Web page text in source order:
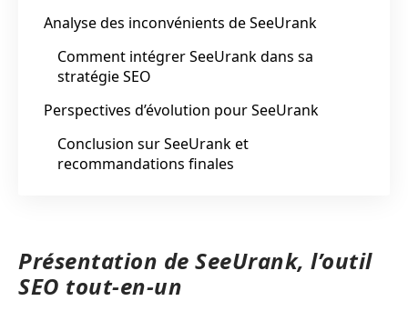
Analyse des inconvénients de SeeUrank
Comment intégrer SeeUrank dans sa
stratégie SEO
Perspectives d’évolution pour SeeUrank
Conclusion sur SeeUrank et
recommandations finales
Présentation de SeeUrank, l’outil
SEO tout-en-un